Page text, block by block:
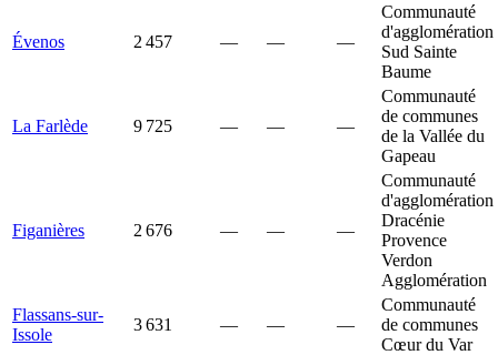
Évenos 2 457 — — —
Communauté
d'agglomération
Sud Sainte
Baume
La Farlède 9 725 — — —
Communauté
de communes
de la Vallée du
Gapeau
Figanières 2 676 — — —
Communauté
d'agglomération
Dracénie
Provence
Verdon
Agglomération
Flassans-sur-
Issole
3 631 — — —
Communauté
de communes
Cœur du Var